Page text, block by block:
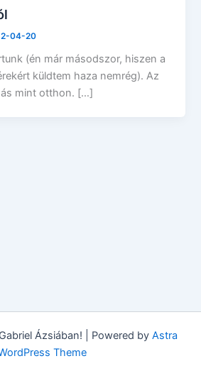
04-20
(én már másodszor, hiszen a
küldtem haza nemrég). Az
mint otthon. […]
Ázsiában! | Powered by Astra
Theme